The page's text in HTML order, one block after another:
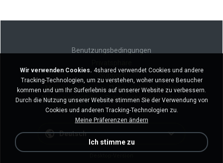
Benutzungsbedingungen
Meine persönlichen Daten nicht verkaufen
Meine persönlichen Daten nicht weitergeben
Deutsch
Wir verwenden Cookies. 4shared verwendet Cookies und andere
Tracking-Technologien, um zu verstehen, woher unsere Besucher
kommen und um Ihr Surferlebnis auf unserer Website zu verbessern.
Durch die Nutzung unserer Website stimmen Sie der Verwendung von
Cookies und anderen Tracking-Technologien zu.
Meine Präferenzen ändern
Ich stimme zu